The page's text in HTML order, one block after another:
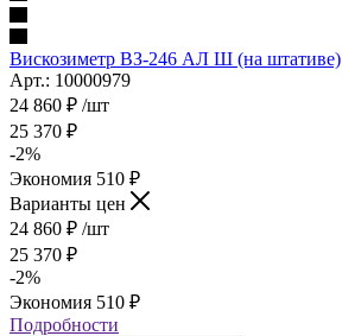
Вискозиметр ВЗ-246 АЛ Ш (на штативе)
Арт.: 10000979
24 860 ₽ /шт
25 370 ₽
-2%
Экономия 510 ₽
Варианты цен
24 860 ₽ /шт
25 370 ₽
-2%
Экономия 510 ₽
Подробности